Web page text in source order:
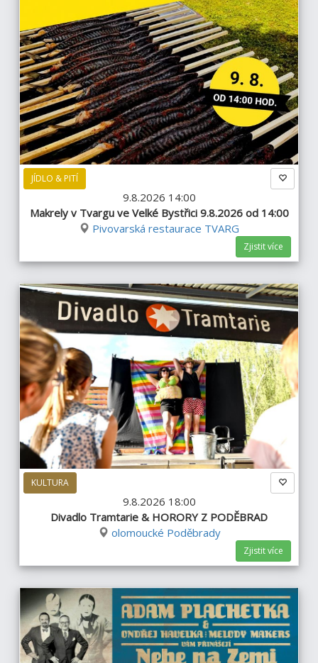
JÍDLO & PITÍ
9.8.2026 14:00
Makrely v Tvargu ve Velké Bystřici 9.8.2026 od 14:00
Pivovarská restaurace TVARG
Zjistit více
KULTURA
9.8.2026 18:00
Divadlo Tramtarie & HORORY Z PODĚBRAD
olomoucké Poděbrady
Zjistit více